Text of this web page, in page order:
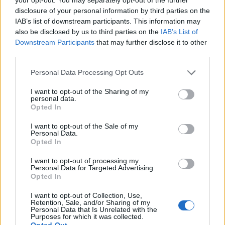
disclosure of your personal information by third parties on the
IAB’s list of downstream participants. This information may
also be disclosed by us to third parties on the IAB’s List of
Downstream Participants that may further disclose it to other
Personal Data Processing Opt Outs
I want to opt-out of the Sharing of my
personal data.
Opted In
I want to opt-out of the Sale of my
Personal Data.
Opted In
I want to opt-out of processing my
Personal Data for Targeted Advertising.
Opted In
I want to opt-out of Collection, Use,
Retention, Sale, and/or Sharing of my
Personal Data that Is Unrelated with the
Purposes for which it was collected.
Responder
desimaxi
:clap1: Ooooooooooleeeeeee!!!
pableras
Publicado26 de Febrero del 2005